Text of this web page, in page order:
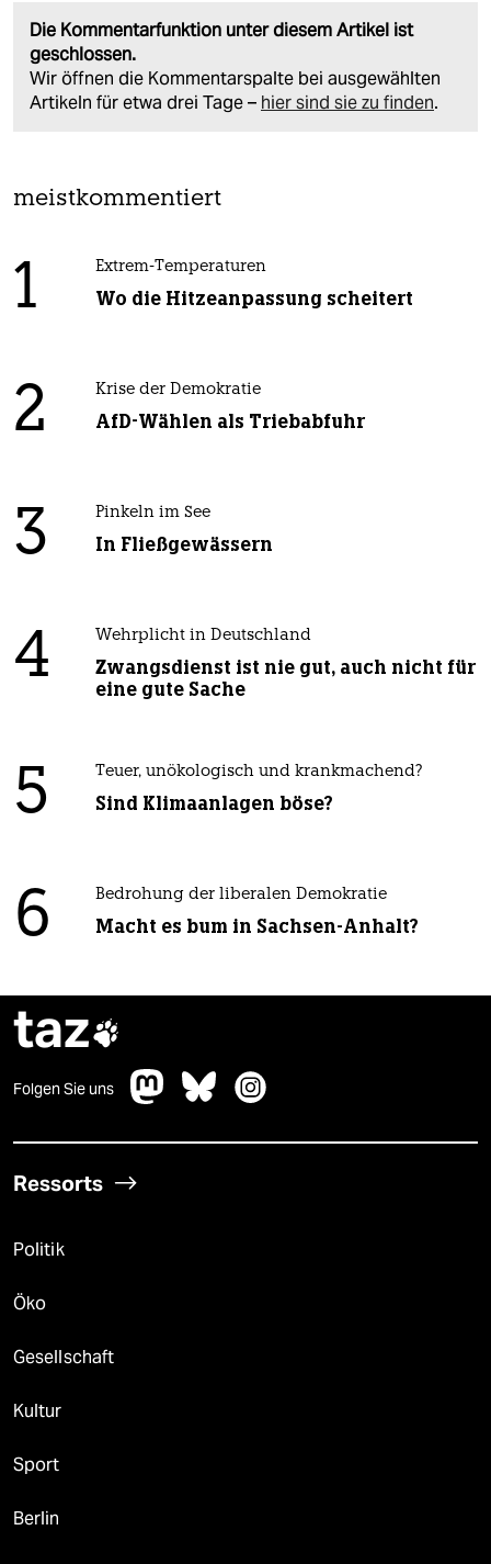
Die Kommentarfunktion unter diesem Artikel ist
geschlossen.
Wir öffnen die Kommentarspalte bei ausgewählten
Artikeln für etwa drei Tage – hier sind sie zu finden.
meistkommentiert
1 Extrem-Temperaturen
Wo die Hitzeanpassung scheitert
2 Krise der Demokratie
AfD-Wählen als Triebabfuhr
3 Pinkeln im See
In Fließgewässern
4 Wehrplicht in Deutschland
Zwangsdienst ist nie gut, auch nicht für
eine gute Sache
5 Teuer, unökologisch und krankmachend?
Sind Klimaanlagen böse?
6 Bedrohung der liberalen Demokratie
Macht es bum in Sachsen-Anhalt?
taz
Folgen Sie uns
Ressorts
Politik
Öko
Gesellschaft
Kultur
Sport
Berlin